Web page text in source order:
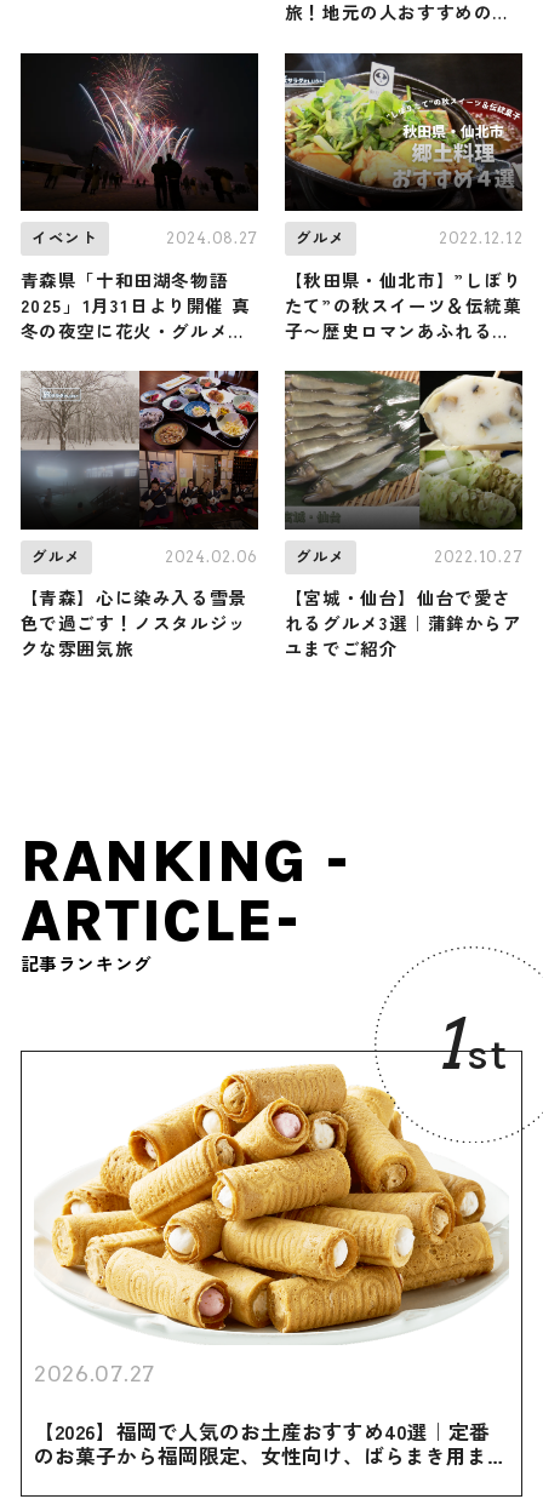
旅！地元の人おすすめのご
11月15日放送
イベント 2024.08.27
青森県「十和田湖冬物語
2025」1月31日より開催 真
冬の夜空に花火・グルメな
グルメ 2022.12.12
【秋田県・仙北市】”しぼり
たて”の秋スイーツ＆伝統菓
子〜歴史ロマンあふれる郷
グルメ 2024.02.06
【青森】心に染み入る雪景
色で過ごす！ノスタルジッ
クな雰囲気旅
グルメ 2022.10.27
【宮城・仙台】仙台で愛さ
れるグルメ3選｜蒲鉾からア
ユまでご紹介
RANKING -
ARTICLE-
記事ランキング
1st
2026.07.27
【2026】福岡で人気のお土産おすすめ40選｜定番
のお菓子から福岡限定、女性向け、ばらまき用まで